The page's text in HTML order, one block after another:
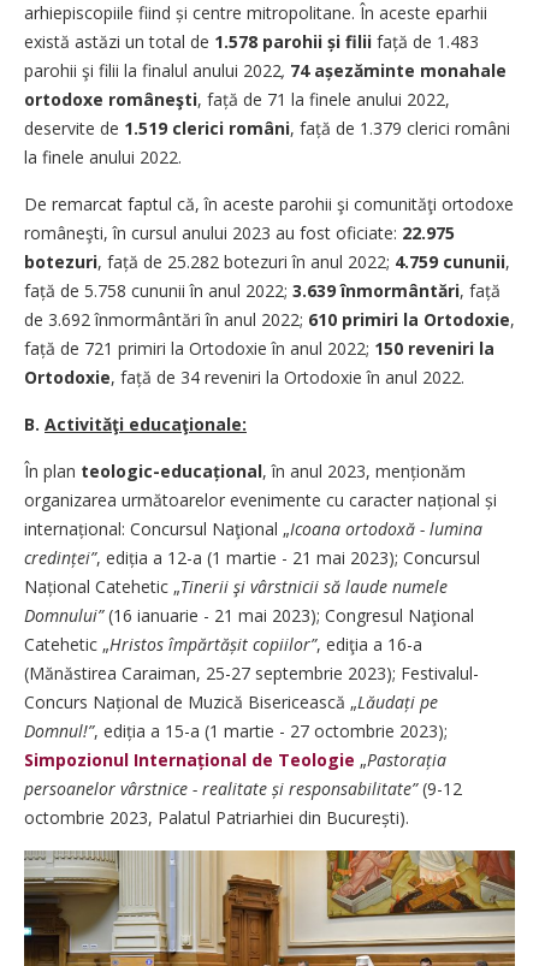
arhiepiscopiile fiind și centre mitropolitane. În aceste eparhii
există astăzi un total de 1.578 parohii și filii față de 1.483
parohii şi filii la finalul anului 2022, 74 așezăminte monahale
ortodoxe româneşti, față de 71 la finele anului 2022,
deservite de 1.519 clerici români, față de 1.379 clerici români
la finele anului 2022.
De remarcat faptul că, în aceste parohii şi comunităţi ortodoxe
româneşti, în cursul anului 2023 au fost oficiate: 22.975
botezuri, față de 25.282 botezuri în anul 2022; 4.759 cununii,
față de 5.758 cununii în anul 2022; 3.639 înmormântări, față
de 3.692 înmormântări în anul 2022; 610 primiri la Ortodoxie,
față de 721 primiri la Ortodoxie în anul 2022; 150 reveniri la
Ortodoxie, față de 34 reveniri la ­Ortodoxie în anul 2022.
B. Activităţi educaţionale:
În plan teologic-educațional, în anul 2023, menționăm
organizarea următoarelor evenimente cu caracter național și
internațional: Concursul Naţional „Icoana ortodoxă - lumina
credinței”, ediția a 12-a (1 martie - 21 mai 2023); Concursul
Național Catehetic „Tinerii şi vârst­nicii să laude numele
Domnului”(16 ianuarie - 21 mai 2023); Congresul Naţional
Catehetic „Hristos împărtășit copiilor”, ediţia a 16-a
(Mănăstirea Caraiman, 25-27 septembrie 2023); Festi­valul-
Concurs Național de Muzică Bisericească „Lăudați pe
Domnul!”, ediția a 15-a (1 martie - 27 octombrie 2023);
Simpozionul Internațional de Teologie „Pastorația
persoanelor vârstnice - realitate și responsabilitate”(9-12
octombrie 2023, Palatul Patriarhiei din București).